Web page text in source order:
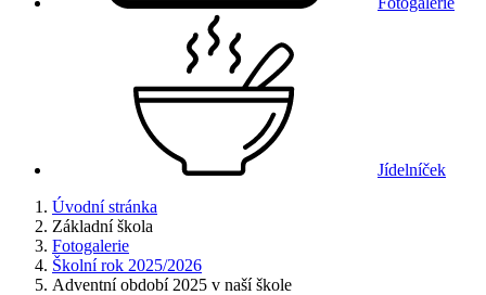
Jídelníček
Úvodní stránka
Základní škola
Fotogalerie
Školní rok 2025/2026
Adventní období 2025 v naší škole